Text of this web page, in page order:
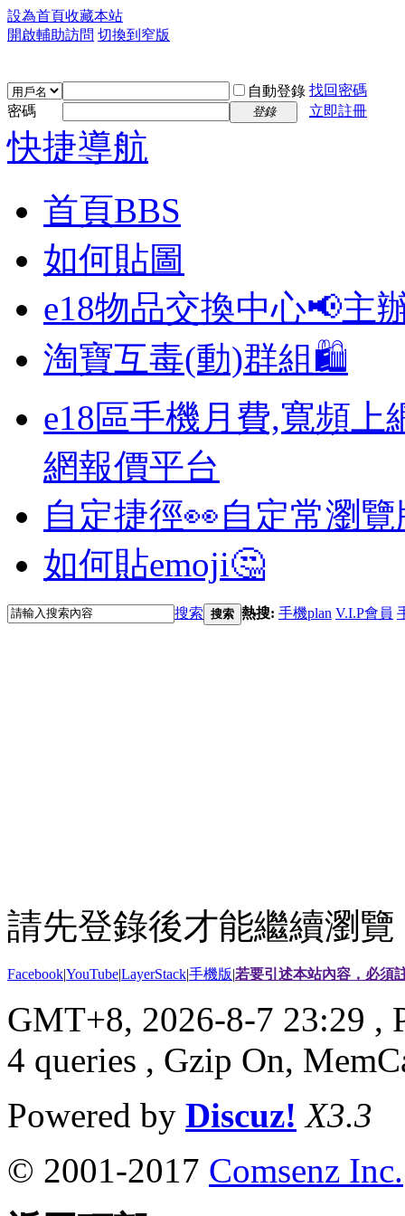
設為首頁收藏本站
開啟輔助訪問 切換到窄版
自動登錄 找回密碼
密碼
登錄 立即註冊
快捷導航
首頁BBS
如何貼圖
e18物品交換中心📢主
淘寶互毒(動)群組🛍️
e18區手機月費,寬頻上
網報價平台
自定捷徑👀自定常瀏
如何貼emoji🤔
搜索 搜索 熱搜: 手機plan V.I.P會員
請先登錄後才能繼續瀏覽
Facebook|YouTube|LayerStack|手機版|若要引述本站內容，必須
GMT+8, 2026-8-7 23:29 ,
4 queries , Gzip On,
Powered by Discuz! X3.3
© 2001-2017 Comsenz Inc.